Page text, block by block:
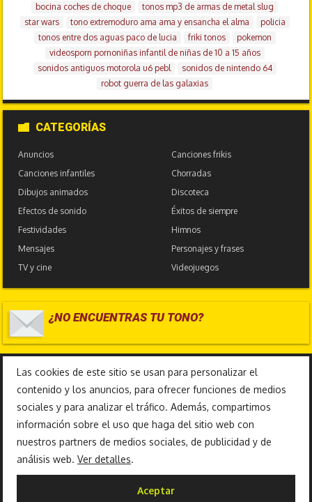
bocina coches de choque
tonos mp3 de armas de metal slug
star wars
tono extremoduro ama ama y ensancha el alma
policia
tonos entre dos aguas paco de lucia
friki tonos
pokemon
videosporn pornoniñas infantil de niñas de 10 a 15 años
sonidos antiguos motorola u6 pebl
sonidos de nintendo 64
robot guerra de las galaxias
CATEGORÍAS
Anuncios
Canciones frikis
Canciones infantiles
Chorradas
Dibujos animados
Discoteca
Efectos de sonido
Éxitos de siempre
Festividades
Himnos
Mensajes
Personajes y frases
TV y cine
Videojuegos
¿NO ENCUENTRAS TU TONO?
Copyright 2010-2026 © TonosFrikis |
Aviso legal y Política de privacidad
Las cookies de este sitio se usan para personalizar el
contenido y los anuncios, para ofrecer funciones de medios
sociales y para analizar el tráfico. Además, compartimos
información sobre el uso que haga del sitio web con
nuestros partners de medios sociales, de publicidad y de
análisis web. Ver detalles.
Aceptar